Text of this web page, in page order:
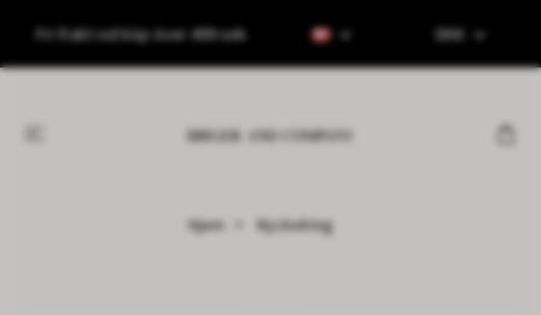
Fri frakt vid köp över 499 sek DKK
Hjem Nyckelring